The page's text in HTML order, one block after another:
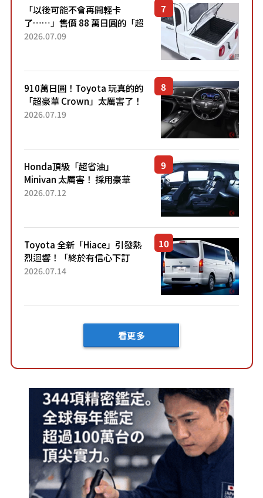
「以後可能不會再開輕卡
了……」售價 88 萬日圓的「超
迷你輕型貨車」引發兩極評
了！...
2026.07.09
910萬日圓！Toyota 玩真的的
「超豪華 Crown」太厲害了！
採用由「匠人技藝」打造的
2026.07.19
Honda頂級「超省油」
Minivan 太厲害！ 採用豪華
「真皮座椅」與專屬「黑色內
「三...
2026.07.12
Toyota 全新「Hiace」引發熱
烈迴響！「終於有信心下訂
了！」「哪個等級交車最
車？...
2026.07.14
看更多